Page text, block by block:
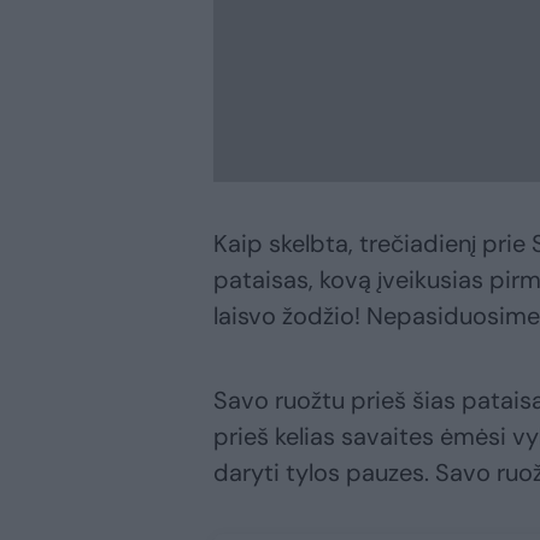
Kaip skelbta, trečiadienį prie
pataisas, kovą įveikusias
laisvo žodžio!
Savo ruožtu prieš šias
prieš kelias savaites ėmėsi
daryti tylos pauzes. Savo